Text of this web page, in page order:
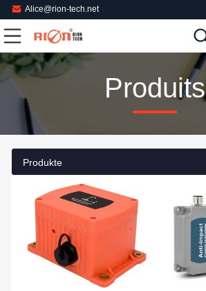
Alice@rion-tech.net
Produits
Produkte